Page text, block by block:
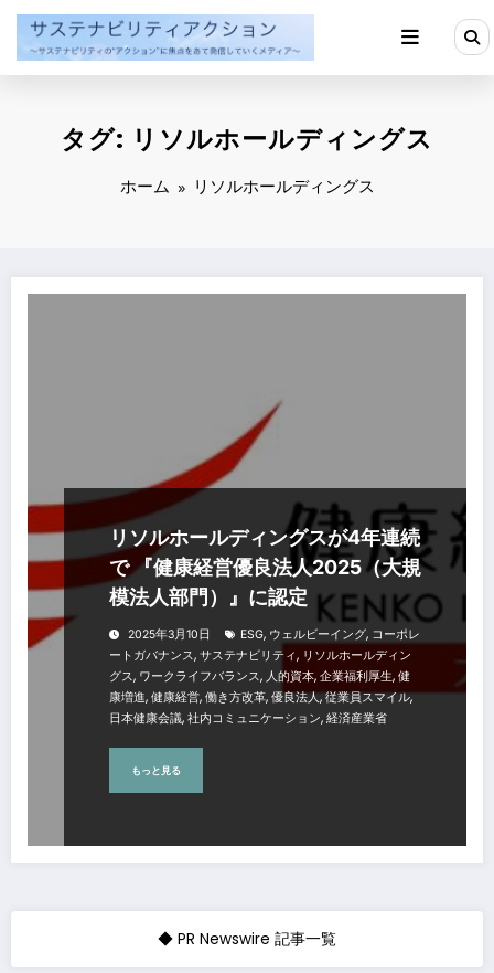
ン
タグ: リソルホールディングス
ホーム リソルホールディングス
リソルホールディングスが4年連続
で 『健康経営優良法人2025（大規
模法人部門）』に認定
2025年3月10日 ESG, ウェルビーイング, コーポレ
ートガバナンス, サステナビリティ, リソルホールディン
グス, ワークライフバランス, 人的資本, 企業福利厚生, 健
康増進, 健康経営, 働き方改革, 優良法人,従業員スマイル,
日本健康会議, 社内コミュニケーション, 経済産業省
もっと見る
◆ PR Newswire 記事一覧